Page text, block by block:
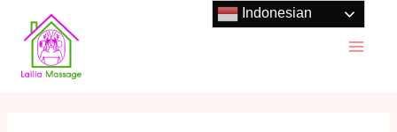
content
Indonesian